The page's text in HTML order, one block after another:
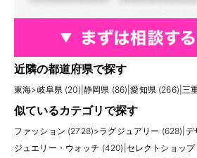
近隣の都道府県で探す
東海>岐阜県 (20) 静岡県 (86) |愛知県 (266) 三
似ているカテゴリで探す
ファッション (2728)>ラグジュアリー (628) デ
ジュエリー・ウォッチ (420) セレクトショッ